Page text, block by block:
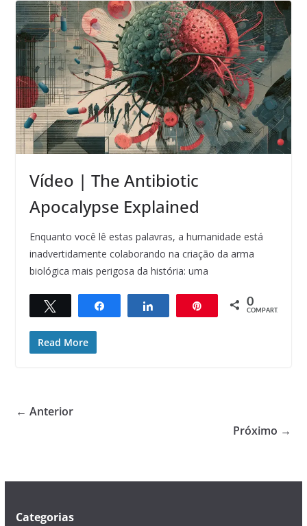
Vídeo | The Antibiotic
Apocalypse Explained
Enquanto você lê estas palavras, a humanidade está
inadvertidamente colaborando na criação da arma
biológica mais perigosa da história: uma
Compartilhar Compartilhar 0
COMPART.
Read More
← Anterior
Próximo →
Categorias